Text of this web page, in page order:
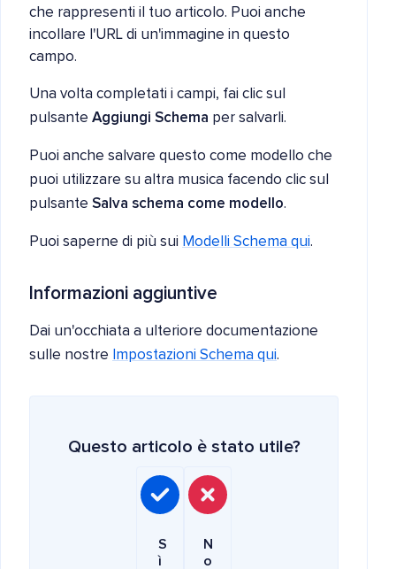
che rappresenti il tuo articolo. Puoi anche
incollare l'URL di un'immagine in questo
campo.
Una volta completati i campi, fai clic sul
pulsante Aggiungi Schema per salvarli.
Puoi anche salvare questo come modello che
puoi utilizzare su altra musica facendo clic sul
pulsante Salva schema come modello.
Puoi saperne di più sui Modelli Schema qui.
Informazioni aggiuntive
Dai un'occhiata a ulteriore documentazione
sulle nostre Impostazioni Schema qui.
Questo articolo è stato utile?
S
ì
N
o